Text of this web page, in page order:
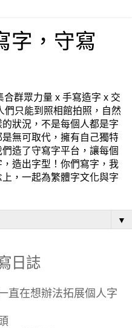
字，守寫
群眾力量 x 手寫造字 x 交
們只能到照相館拍照，自然
狀況，不是每個人都是字
無可取代，擁有自己獨特
造了守寫字平台，讓每個
造出字型！你們寫字，我
，一起為繁體字文化與字
▼
日誌
直在想辦法拓展個人字